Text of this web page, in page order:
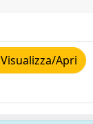
Visualizza/Apri